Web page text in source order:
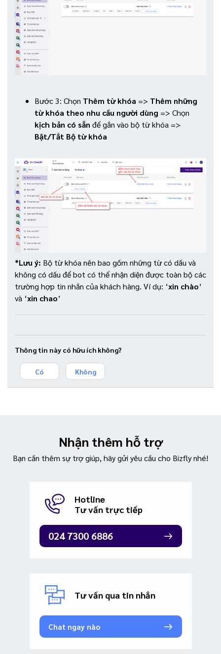
Bước 3: Chọn Thêm từ khóa => Thêm những
từ khóa theo nhu cầu người dùng => Chọn
kịch bản có sẵn để gắn vào bộ từ khóa =>
Bật/Tắt Bộ từ khóa
*Lưu ý: Bộ từ khóa nên bao gồm những từ có dấu và
không có dấu để bot có thể nhận diện được toàn bộ các
trường hợp tin nhắn của khách hàng. Ví dụ: ‘xin chào’
và ‘xin chao’
Thông tin này có hữu ích không?
Có Không
Nhận thêm hỗ trợ
Bạn cần thêm sự trợ giúp, hãy gửi yêu cầu cho Bizfly nhé!
Hotline
Tư vấn trực tiếp
024 7300 6886
Tư vấn qua tin nhắn
Chat ngay nào